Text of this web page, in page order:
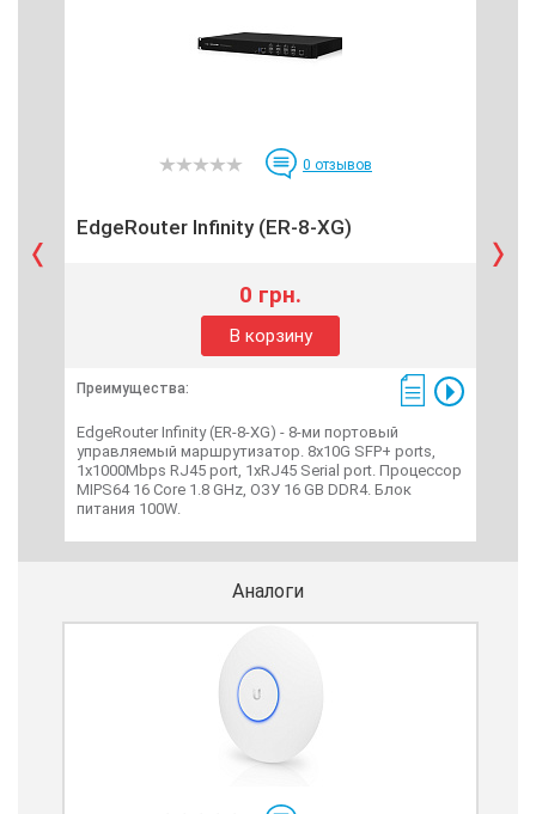
0 отзывов
EdgeRouter Infinity (ER-8-XG)
0 грн.
В корзину
Преимущества:
EdgeRouter Infinity (ER-8-XG) - 8-ми портовый
управляемый маршрутизатор. 8x10G SFP+ ports,
1x1000Mbps RJ45 port, 1xRJ45 Serial port. Процессор
MIPS64 16 Core 1.8 GHz, ОЗУ 16 GB DDR4. Блок
питания 100W.
Аналоги